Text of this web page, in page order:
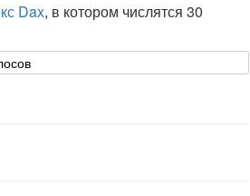
Dax, в котором числятся 30